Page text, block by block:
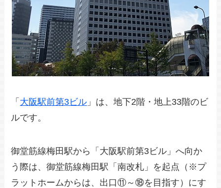
「 大阪駅前第3ビル 」は、地下2階・地上33階のビ
ルです。
御堂筋線梅田駅から「大阪駅前第3ビル」へ向か
う際は、御堂筋線梅田駅「南改札」を起点（※プ
ラットホームからは、出口⑪～⑱を目指す）にす